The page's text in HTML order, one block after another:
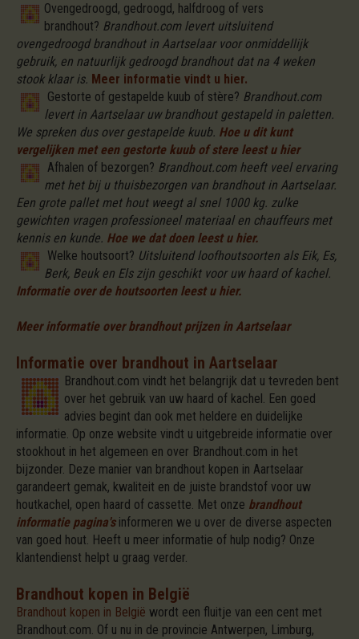
Ovengedroogd, gedroogd, halfdroog of vers
brandhout? Brandhout.com levert uitsluitend
ovengedroogd brandhout in Aartselaar voor onmiddellijk
gebruik, en natuurlijk gedroogd brandhout dat na 4 weken
stook klaar is. Meer informatie vindt u hier.
Gestorte of gestapelde kuub of stère? Brandhout.com
levert in Aartselaar uw brandhout gestapeld in paletten.
We spreken dus over gestapelde kuub. Hoe u dit kunt
vergelijken met een gestorte kuub of stere leest u hier
Afhalen of bezorgen? Brandhout.com heeft veel ervaring
met het bij u thuisbezorgen van brandhout in Aartselaar.
Een grote pallet met hout weegt al snel 1000 kg. zulke
gewichten vragen professioneel materiaal en chauffeurs met
kennis en kunde. Hoe we dat doen leest u hier.
Welke houtsoort? Uitsluitend loofhoutsoorten als Eik, Es,
Berk, Beuk en Els zijn geschikt voor uw haard of kachel.
Informatie over de houtsoorten leest u hier.
Meer informatie over brandhout prijzen in Aartselaar
Informatie over brandhout in Aartselaar
Brandhout.com vindt het belangrijk dat u tevreden bent
over het gebruik van uw haard of kachel. Een goed
advies begint dan ook met heldere en duidelijke
informatie. Op onze website vindt u uitgebreide informatie over
stookhout in het algemeen en over Brandhout.com in het
bijzonder. Deze manier van brandhout kopen in Aartselaar
garandeert gemak, kwaliteit en de juiste brandstof voor uw
houtkachel, open haard of cassette. Met onze brandhout
informatie pagina'sinformeren we u over de diverse aspecten
van goed hout. Heeft u meer informatie of hulp nodig? Onze
klantendienst helpt u graag verder.
Brandhout kopen in België
Brandhout kopen in België wordt een fluitje van een cent met
Brandhout.com. Of u nu in de provincie Antwerpen, Limburg,